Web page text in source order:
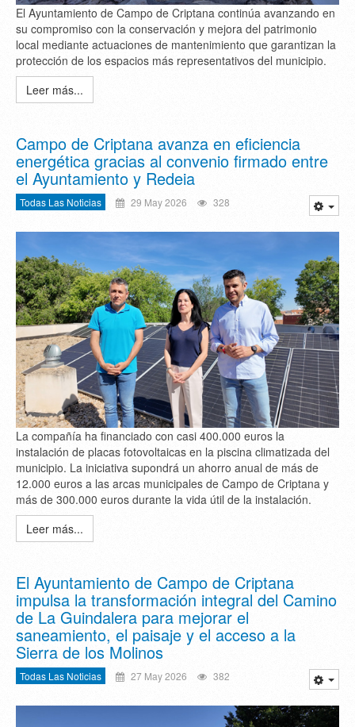
El Ayuntamiento de Campo de Criptana continúa avanzando en
su compromiso con la conservación y mejora del patrimonio
local mediante actuaciones de mantenimiento que garantizan la
protección de los espacios más representativos del municipio.
Leer más...
Campo de Criptana avanza en eficiencia
energética gracias al convenio firmado entre
el Ayuntamiento y Redeia
Todas Las Noticias 29 May 2026 328
La compañía ha financiado con casi 400.000 euros la
instalación de placas fotovoltaicas en la piscina climatizada del
municipio. La iniciativa supondrá un ahorro anual de más de
12.000 euros a las arcas municipales de Campo de Criptana y
más de 300.000 euros durante la vida útil de la instalación.
Leer más...
El Ayuntamiento de Campo de Criptana
impulsa la transformación integral del Camino
de La Guindalera para mejorar el
saneamiento, el paisaje y el acceso a la
Sierra de los Molinos
Todas Las Noticias 27 May 2026 382